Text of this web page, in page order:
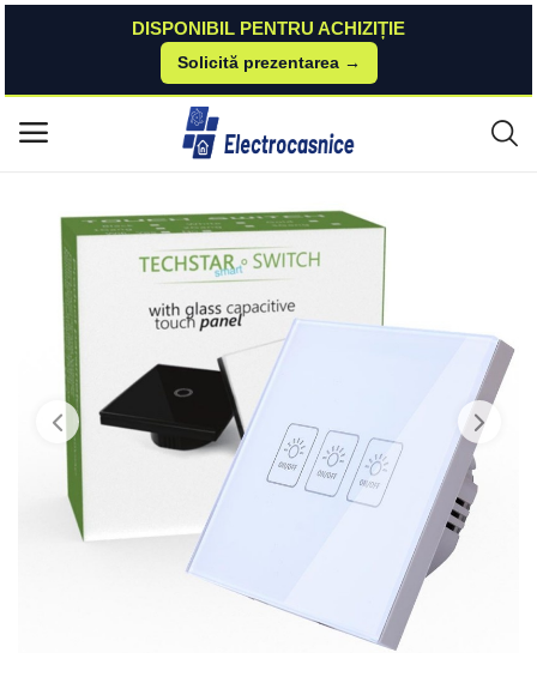
DISPONIBIL PENTRU ACHIZIȚIE
Solicită prezentarea →
Meniu principal
Acasă
Listă de dorințe
Contact
Blog
Autentificare
Înregistrare
Intrerupatoare
Intrerupator Touch Techstar® TG02, Sticla Securizata, Design Modern, Il
uminare LED, 3 Faze, Alb Techstar